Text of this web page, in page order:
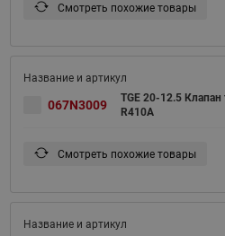
Смотреть похожие товары
067N3009
TGE 20-12.5
R410A
Смотреть похожие товары